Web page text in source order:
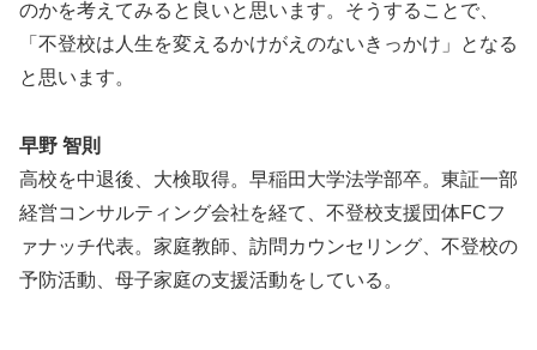
のかを考えてみると良いと思います。そうすることで、
「不登校は人生を変えるかけがえのないきっかけ」となる
と思います。
早野 智則
高校を中退後、大検取得。早稲田大学法学部卒。東証一部
経営コンサルティング会社を経て、不登校支援団体FCフ
ァナッチ代表。家庭教師、訪問カウンセリング、不登校の
予防活動、母子家庭の支援活動をしている。